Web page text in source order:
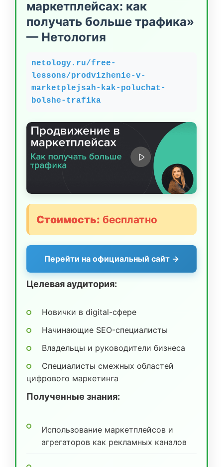
маркетплейсах: как
получать больше трафика»
— Нетология
netology.ru/free-
lessons/prodvizhenie-v-
marketplejsah-kak-poluchat-
bolshe-trafika
Стоимость: бесплатно
Перейти на официальный сайт →
Целевая аудитория:
Новички в digital-сфере
Начинающие SEO-специалисты
Владельцы и руководители бизнеса
Специалисты смежных областей
цифрового маркетинга
Полученные знания:
Использование маркетплейсов и
агрегаторов как рекламных каналов